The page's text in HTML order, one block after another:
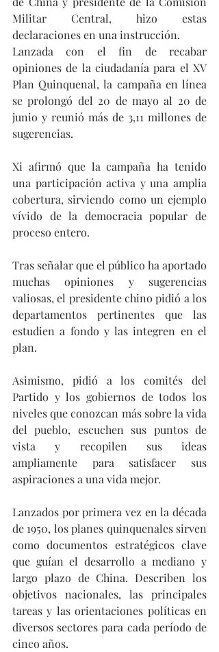
Militar Central, hizo estas
declaraciones en una instrucción.
Lanzada con el fin de recabar
opiniones de la ciudadanía para el XV
Plan Quinquenal, la campaña en línea
se prolongó del 20 de mayo al 20 de
junio y reunió más de 3,11 millones de
sugerencias.
Xi afirmó que la campaña ha tenido
una participación activa y una amplia
cobertura, sirviendo como un ejemplo
vívido de la democracia popular de
proceso entero.
Tras señalar que el público ha aportado
muchas opiniones y sugerencias
valiosas, el presidente chino pidió a los
departamentos pertinentes que las
estudien a fondo y las integren en el
plan.
Asimismo, pidió a los comités del
Partido y los gobiernos de todos los
niveles que conozcan más sobre la vida
del pueblo, escuchen sus puntos de
vista y recopilen sus ideas
ampliamente para satisfacer sus
aspiraciones a una vida mejor.
Lanzados por primera vez en la década
de 1950, los planes quinquenales sirven
como documentos estratégicos clave
que guían el desarrollo a mediano y
largo plazo de China. Describen los
objetivos nacionales, las principales
tareas y las orientaciones políticas en
diversos sectores para cada período de
cinco años.